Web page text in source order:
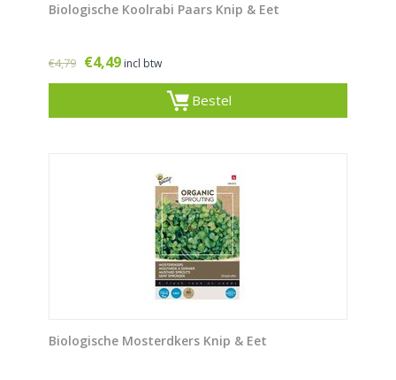
Biologische Koolrabi Paars Knip & Eet
€4,79 €4,49 incl btw
Bestel
Biologische Mosterdkers Knip & Eet